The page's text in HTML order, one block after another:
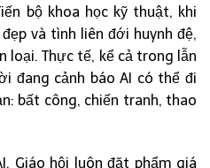
bộ khoa học kỹ thuật, khi
và tình liên đới huynh đệ,
loại. Thực tế, kể cả trong lẫn
đang cảnh báo AI có thể đi
bất công, chiến tranh, thao
Giáo hội luôn đặt phẩm giá